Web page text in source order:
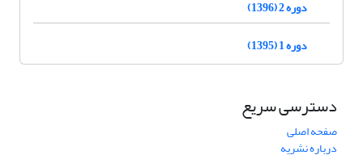
دوره 2 (1396)
دوره 1 (1395)
دسترسی سریع
صفحه اصلی
درباره نشریه